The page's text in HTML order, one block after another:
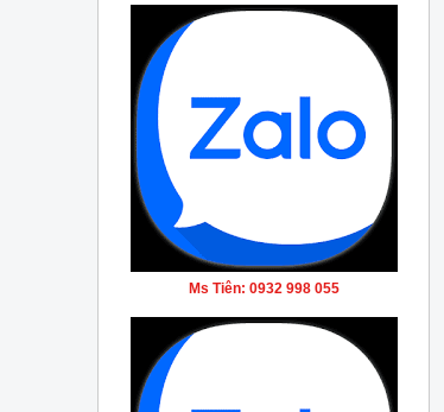
Ms Tiên: 0932 998 055